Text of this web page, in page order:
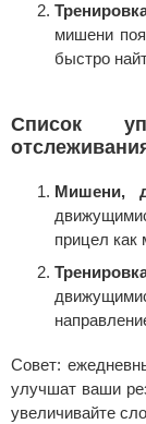
мишени
быстро
Список
Мишени,
прицел
Совет:
улучшат ваши
увеличивайте